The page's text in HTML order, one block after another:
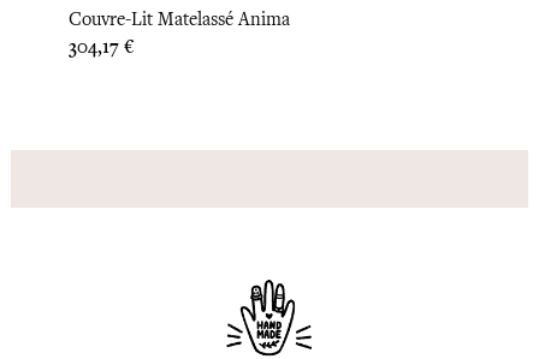
Couvre-Lit Matelassé Anima
Prix
304,17 €